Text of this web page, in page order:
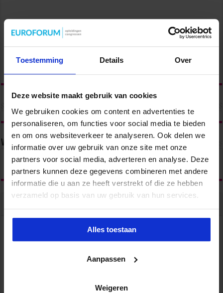
Toestemming Details Over
Deze website maakt gebruik van cookies
We gebruiken cookies om content en advertenties te
personaliseren, om functies voor social media te bieden
en om ons websiteverkeer te analyseren. Ook delen we
informatie over uw gebruik van onze site met onze
partners voor social media, adverteren en analyse. Deze
partners kunnen deze gegevens combineren met andere
informatie die u aan ze heeft verstrekt of die ze hebben
verzameld op basis van uw gebruik van hun services.
Alles toestaan
Aanpassen
Weigeren
Volg ons via
Populair Recent Reacties Tags
HR, HRM, personeelszaken, P&O… Is het één pot